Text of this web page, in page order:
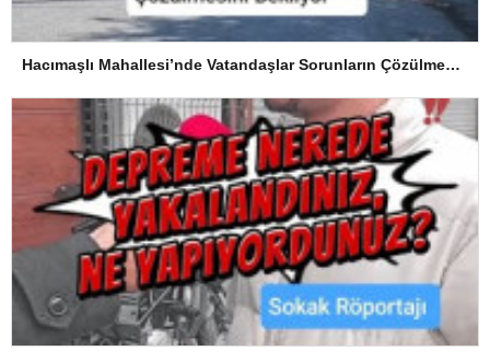
Hacımaşlı Mahallesi’nde Vatandaşlar Sorunların Çözülmesini Bekliyor